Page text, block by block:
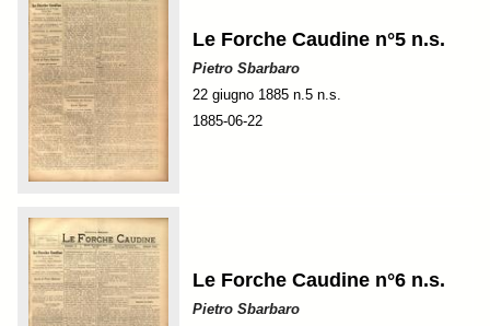
Le Forche Caudine n°5 n.s.
Pietro Sbarbaro
22 giugno 1885 n.5 n.s.
1885-06-22
Le Forche Caudine n°6 n.s.
Pietro Sbarbaro